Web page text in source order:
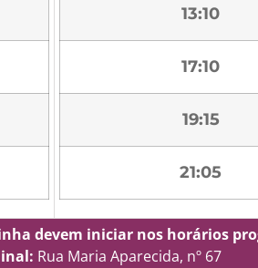
13:10
17:10
19:15
21:05
devem iniciar nos horários
Rua Maria Aparecida, nº 67